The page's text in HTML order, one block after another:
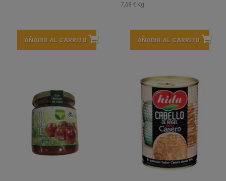
AÑADIR AL CARRITO
7,68 € Kg
AÑADIR AL CARRITO